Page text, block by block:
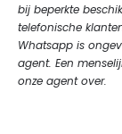
bij beperkte
telefonische
Whatsapp is
agent. Een
onze agent over.